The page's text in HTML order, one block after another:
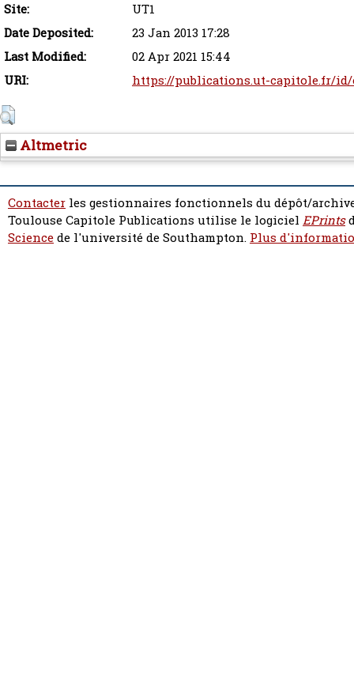
Site:
UT1
Date Deposited:
23 Jan 2013 17:28
Last Modified:
02 Apr 2021 15:44
URI:
https://publications.ut-capitole.fr/id/
Altmetric
Contacter les gestionnaires fonctionnels du dépôt/
Toulouse Capitole Publications utilise le logiciel EPrints
Sciencede l'université de Southampton. Plus